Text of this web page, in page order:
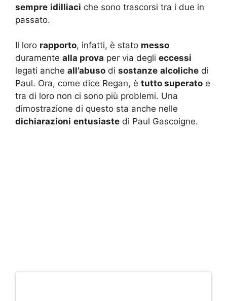
sempre idilliaci che sono trascorsi tra i due in
passato.
Il loro rapporto, infatti, è stato messo
duramente alla prova per via degli eccessi
legati anche all’abuso di sostanze alcoliche di
Paul. Ora, come dice Regan, è tutto superato e
tra di loro non ci sono più problemi. Una
dimostrazione di questo sta anche nelle
dichiarazioni entusiaste di Paul Gascoigne.